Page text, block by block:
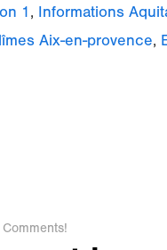
1 , Informations
Aix-en-provence,
Comments!